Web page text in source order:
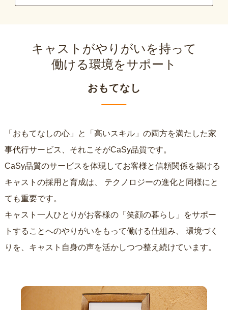
キャストがやりがいを持って
働ける環境をサポート
おもてなし
「おもてなしの心」と「高いスキル」の両方を満たした家
事代行サービス、それこそがCaSy品質です。
CaSy品質のサービスを体現してお客様と信頼関係を築ける
キャストの採用と育成は、
ても重要です。
キャスト一人ひとりがお客様の「笑顔の暮らし」をサポー
トすることへのやりがいをもって働ける仕組み、
りを、キャスト自身の声を活かしつつ整え続けています。